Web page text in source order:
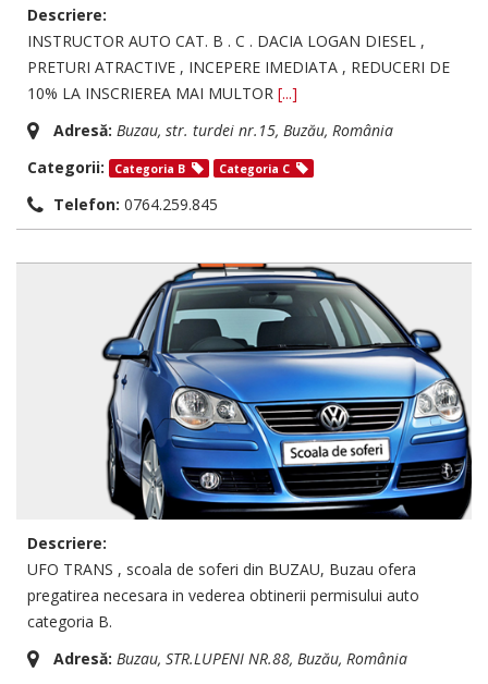
Descriere:
INSTRUCTOR AUTO CAT. B . C . DACIA LOGAN DIESEL ,
PRETURI ATRACTIVE , INCEPERE IMEDIATA , REDUCERI DE
10% LA INSCRIEREA MAI MULTOR [...]
Adresă: Buzau, str. turdei nr.15, Buzău, România
Categorii:
Categoria B Categoria C
Telefon: 0764.259.845
Descriere:
UFO TRANS , scoala de soferi din BUZAU, Buzau ofera
pregatirea necesara in vederea obtinerii permisului auto
categoria B.
Adresă: Buzau, STR.LUPENI NR.88, Buzău, România